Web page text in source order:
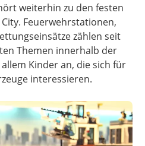
weiterhin zu den festen
Feuerwehrstationen,
zählen seit
Themen innerhalb der
Kinder an, die sich für
interessieren.